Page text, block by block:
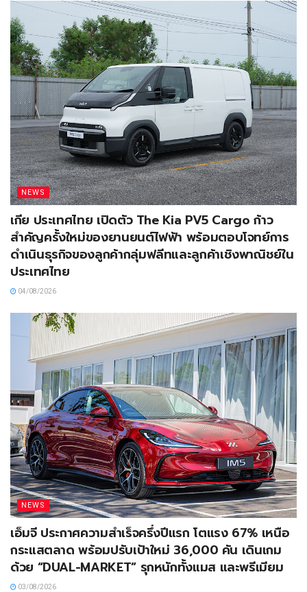
NEWS
เกีย ประเทศไทย เปิดตัว The Kia PV5 Cargo ก้าว
สำคัญครั้งใหม่ของยานยนต์ไฟฟ้า พร้อมตอบโจทย์การ
ดำเนินธุรกิจของลูกค้ากลุ่มฟลีทและลูกค้าเชิงพาณิชย์ใน
ประเทศไทย
04/08/2026
NEWS
เอ็มจี ประกาศความสำเร็จครึ่งปีแรก โตแรง 67% เหนือ
กระแสตลาด พร้อมปรับเป้าใหม่ 36,000 คัน เดินเกม
ด้วย “DUAL-MARKET” รุกหนักทั้งแมส และพรีเมียม
03/08/2026